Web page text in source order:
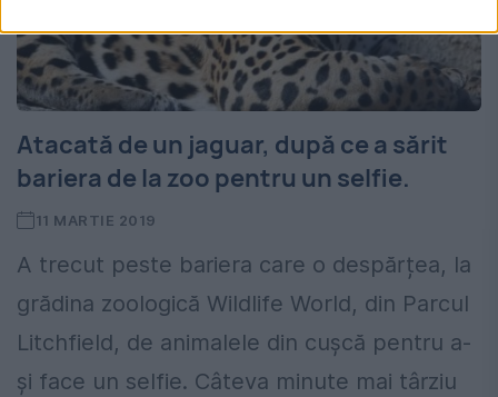
Atacată de un jaguar, după ce a sărit
bariera de la zoo pentru un selfie.
11 MARTIE 2019
A trecut peste bariera care o despărțea, la
grădina zoologică Wildlife World, din Parcul
Litchfield, de animalele din cușcă pentru a-
și face un selfie. Câteva minute mai târziu